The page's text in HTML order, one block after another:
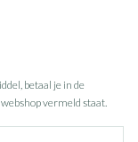
betaal je in de
vermeld staat.